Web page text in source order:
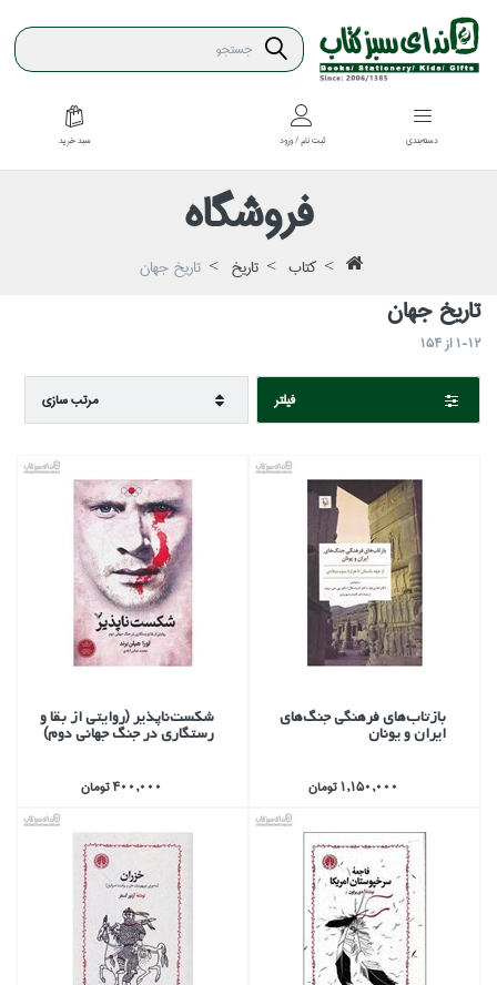
دسته‌بندي ثبت نام / ورود سبد خريد
فروشگاه
كتاب تاريخ تاريخ جهان
تاريخ جهان
1-12از154
فيلتر مرتب سازي
بازتاب‌هاي فرهنگي جنگ‌هاي
ايران و يونان
1,150,000 تومان
شكست‌ناپذير (روايتي از بقا و
رستگاري در جنگ جهاني دوم)
400,000 تومان